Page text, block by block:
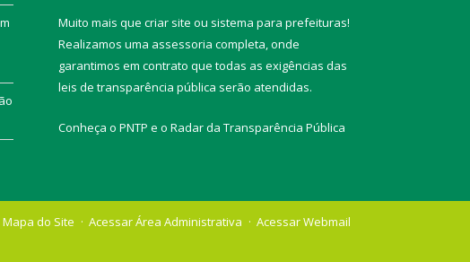
Muito mais que criar site ou sistema para prefeituras!
Realizamos uma assessoria completa, onde
garantimos em contrato que todas as exigências das
leis de transparência pública serão atendidas.
Conheça o PNTP e o Radar da Transparência Pública
Mapa do Site Acessar Área Administrativa Acessar Webmail